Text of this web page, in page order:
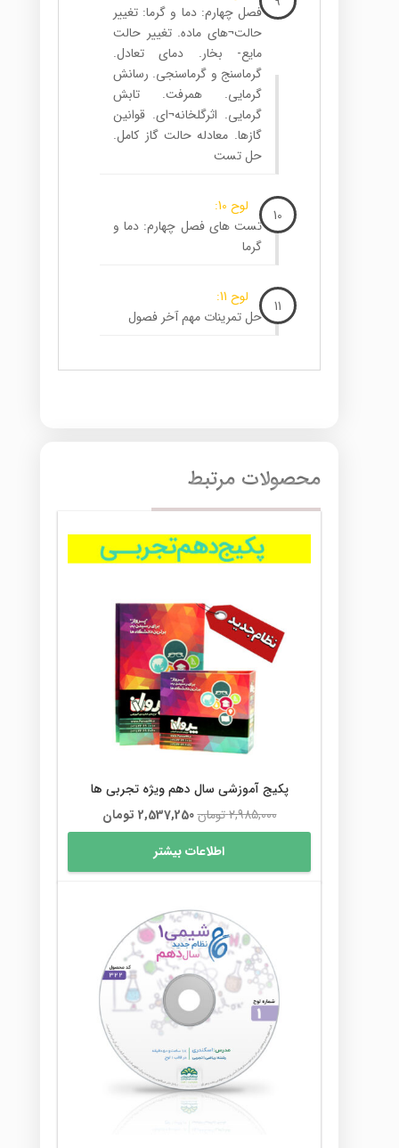
فصل چهارم: دما و گرما: تغییر
حالت¬های ماده. تغییر حالت
مایع- بخار. دمای تعادل.
گرماسنج و گرماسنجی. رسانش
گرمایی. همرفت. تابش
گرمایی. اثرگلخانه¬ای. قوانین
گازها. معادله حالت گاز کامل.
حل تست
10
لوح 10:
تست های فصل چهارم: دما و
گرما
11
لوح 11:
حل تمرینات مهم آخر فصول
محصولات مرتبط
پکیج آموزشی سال دهم ویژه تجربی ها
2,985,000تومانقیمت
اصلی
بود.
2,537,250 تومان
فعلی
است.
اطلاعات بیشتر